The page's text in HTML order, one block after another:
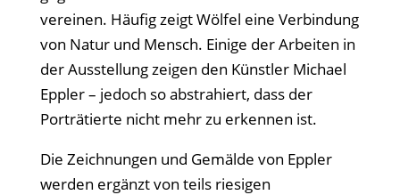
vereinen. Häufig zeigt Wölfel eine Verbindung
von Natur und Mensch. Einige der Arbeiten in
der Ausstellung zeigen den Künstler Michael
Eppler – jedoch so abstrahiert, dass der
Porträtierte nicht mehr zu erkennen ist.
Die Zeichnungen und Gemälde von Eppler
werden ergänzt von teils riesigen